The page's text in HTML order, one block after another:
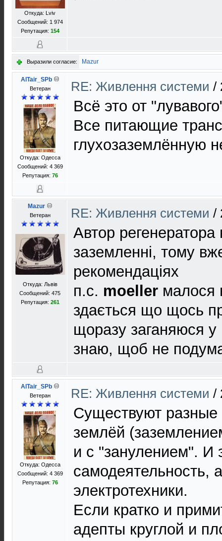
Откуда: Lviv
Сообщений: 1 974
Репутация: 154
Выразили согласие: Mazur
AlTair_SPb
Ветеран
Откуда: Одесса
Сообщений: 4 369
Репутация: 76
RE: Живлення системи /
Всё это от
Все питающие
глухозаземлённую
Mazur
Ветеран
Откуда: Львів
Сообщений: 475
Репутация: 261
RE: Живлення системи /
Автор регенератора
заземленні, тому
рекомендаціях
п.с. moeller малося
здається що щось
щоразу заганяюся
знаю, щоб не
AlTair_SPb
Ветеран
Откуда: Одесса
Сообщений: 4 369
Репутация: 76
RE: Живлення системи /
Существуют
землёй
и с "занулением". И
самодеятельность,
электротехники.
Если кратко и
адепты круглой и